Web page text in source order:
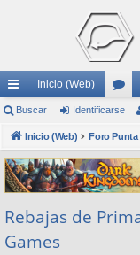
nl
ac
es
rá
pi
do
Inicio (Web)
or
os
Buscar Identificarse
Inicio (Web)
Rebajas de
Games